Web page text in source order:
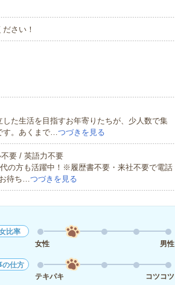
さい！
た生活を目指すお年寄りたちが、少人数で集
す。あくまで…つづきを見る
要 / 英語力不要
の方も活躍中！※履歴書不要・来社不要で電話
待ち…つづきを見る
比率
女性
男性
の仕方
テキパキ
コツコツ